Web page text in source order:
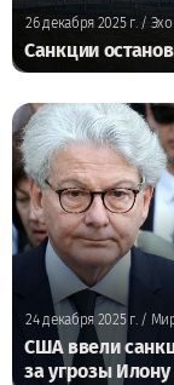
26 декабря 2025 г. /
Санкции
24 декабря 2025 г./
США ввели
за угрозы